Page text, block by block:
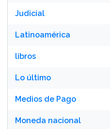
Judicial
Latinoamérica
libros
Lo último
Medios de Pago
Moneda nacional